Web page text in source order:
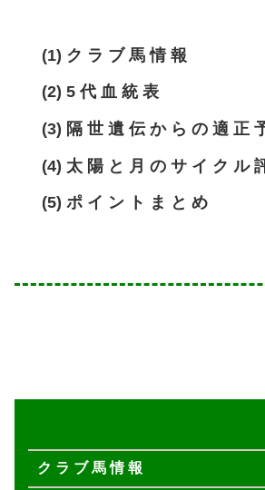
(1) ク ラ ブ 馬 情 報
(2) 5 代 血 統 表
(3) 隔 世 遺 伝 か ら の 適 正
(4) 太 陽 と 月 の サ イ ク ル
(5) ポ イ ン ト ま と め
ク ラ ブ 馬 情 報